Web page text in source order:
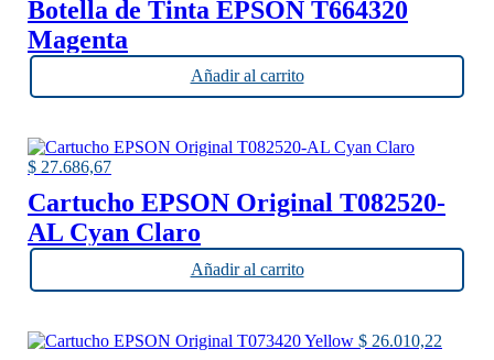
Botella de Tinta EPSON T664320
Magenta
Añadir al carrito
$ 27.686,67
Cartucho EPSON Original T082520-
AL Cyan Claro
Añadir al carrito
$ 26.010,22